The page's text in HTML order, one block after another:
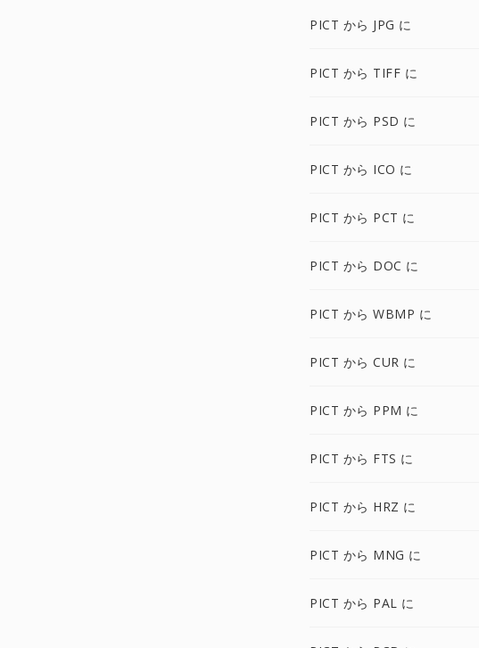
PICT から JPG に
PICT から TIFF に
PICT から PSD に
PICT から ICO に
PICT から PCT に
PICT から DOC に
PICT から WBMP に
PICT から CUR に
PICT から PPM に
PICT から FTS に
PICT から HRZ に
PICT から MNG に
PICT から PAL に